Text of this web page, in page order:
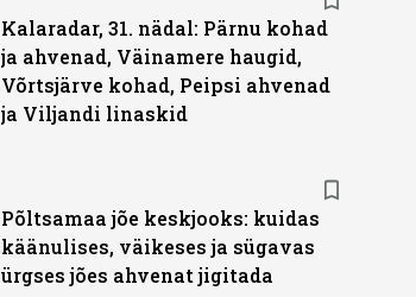
Kalaradar, 31. nädal: Pärnu kohad
ja ahvenad, Väinamere haugid,
Võrtsjärve kohad, Peipsi ahvenad
ja Viljandi linaskid
Põltsamaa jõe keskjooks: kuidas
käänulises, väikeses ja sügavas
ürgses jões ahvenat jigitada